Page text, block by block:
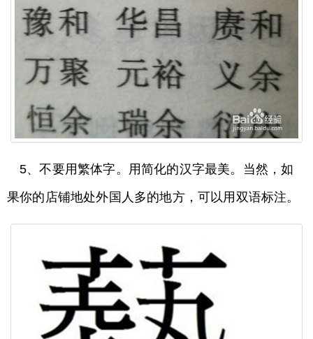
5、不要用繁体字。用简化的汉字最美。当然，如
果你的店铺地处外国人多的地方，可以用双语标注。